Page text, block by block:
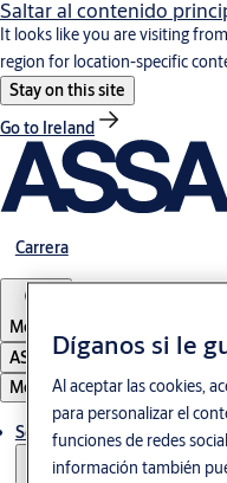
Saltar al contenido
It looks like you are visiting
region for location-specific
Stay on this site
Go to Ireland
Carrera
Mexico
ASSA ABLOY Group
Menú
Soluciones
Díganos si le
Al aceptar las cookies,
para personalizar el
funciones de redes
información también